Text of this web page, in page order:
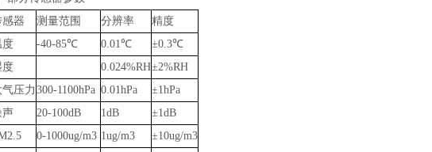
感器
测量范围 分辨率
精度
度
-40-85℃ 0.01℃
±0.3℃
度
0.024%RH±2%RH
气压力 300-1100hPa 0.01hPa
±1hPa
声
20-100dB 1dB
±1dB
0-1000ug/m3 1ug/m3
±10ug/m3